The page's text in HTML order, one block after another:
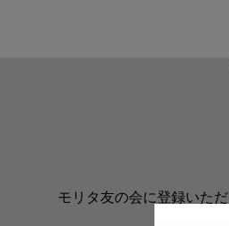
モリタ友の会に登録いた